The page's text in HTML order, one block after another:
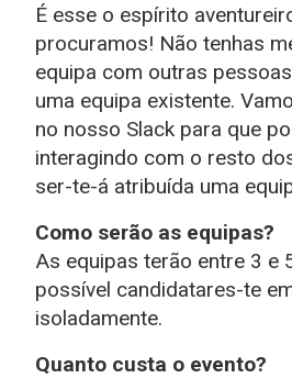
É esse o espírito
procuramos! Não tenhas
equipa com outras
uma equipa existente.
no nosso Slack para que
interagindo com o resto
ser-te-á atribuída uma
Como serão as equipas?
As equipas terão entre 3 e
possível candidatares-te
isoladamente.
Quanto custa o evento?